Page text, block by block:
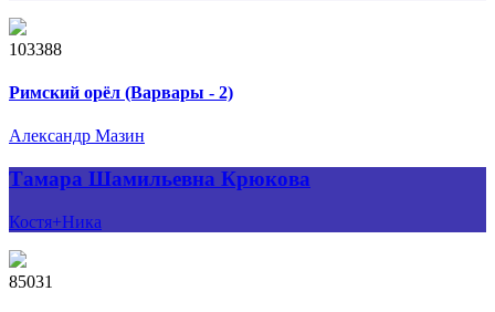
103388
Римский орёл (Варвары - 2)
Александр Мазин
Тамара Шамильевна Крюкова
Костя+Ника
85031